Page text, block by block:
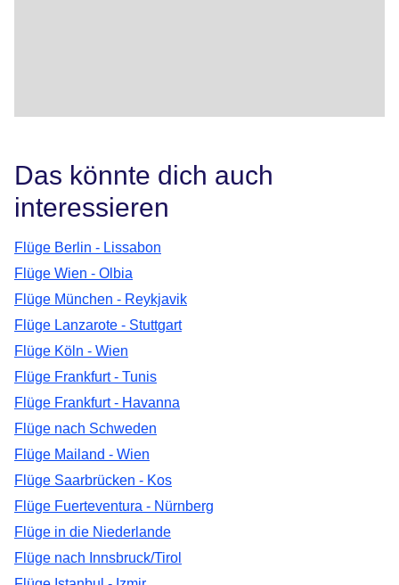
Das könnte dich auch
interessieren
Flüge Berlin - Lissabon
Flüge Wien - Olbia
Flüge München - Reykjavik
Flüge Lanzarote - Stuttgart
Flüge Köln - Wien
Flüge Frankfurt - Tunis
Flüge Frankfurt - Havanna
Flüge nach Schweden
Flüge Mailand - Wien
Flüge Saarbrücken - Kos
Flüge Fuerteventura - Nürnberg
Flüge in die Niederlande
Flüge nach Innsbruck/Tirol